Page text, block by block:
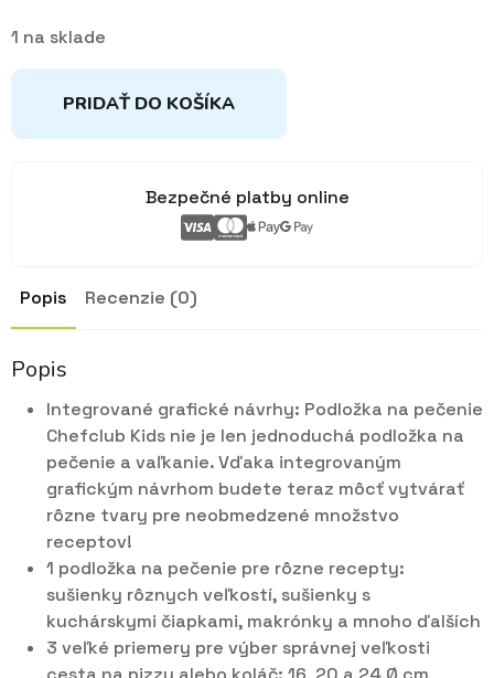
1 na sklade
PRIDAŤ DO KOŠÍKA
Bezpečné platby online
Popis Recenzie (0)
Popis
Integrované grafické návrhy: Podložka na pečenie
Chefclub Kids nie je len jednoduchá podložka na
pečenie a vaľkanie. Vďaka integrovaným
grafickým návrhom budete teraz môcť vytvárať
rôzne tvary pre neobmedzené množstvo
receptov!
1 podložka na pečenie pre rôzne recepty:
sušienky rôznych veľkostí, sušienky s
kuchárskymi čiapkami, makrónky a mnoho ďalších
3 veľké priemery pre výber správnej veľkosti